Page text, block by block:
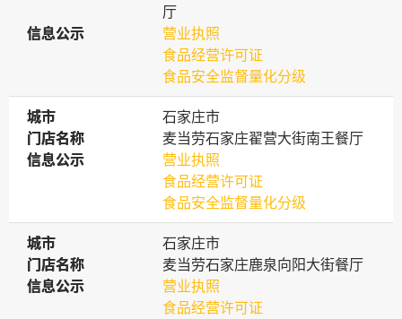
厅
信息公示
信息公示
营业执照
食品经营许可证
食品安全监督量化分级
城市
城市
石家庄市
门店名称
门店名称
麦当劳石家庄翟营大街南王餐厅
信息公示
信息公示
营业执照
食品经营许可证
食品安全监督量化分级
城市
城市
石家庄市
门店名称
门店名称
麦当劳石家庄鹿泉向阳大街餐厅
信息公示
信息公示
营业执照
食品经营许可证